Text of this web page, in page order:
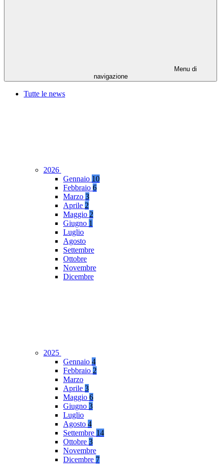
Menu di
navigazione
Tutte le news
2026
Gennaio 10
Febbraio 6
Marzo 3
Aprile 2
Maggio 2
Giugno 1
Luglio
Agosto
Settembre
Ottobre
Novembre
Dicembre
2025
Gennaio 4
Febbraio 2
Marzo
Aprile 3
Maggio 6
Giugno 3
Luglio
Agosto 4
Settembre 14
Ottobre 3
Novembre
Dicembre 7